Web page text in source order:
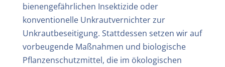
bienengefährlichen Insektizide oder
konventionelle Unkrautvernichter zur
Unkrautbeseitigung. Stattdessen setzen wir auf
vorbeugende Maßnahmen und biologische
Pflanzenschutzmittel, die im ökologischen